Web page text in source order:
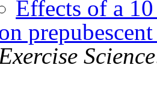
Effects of a
Science